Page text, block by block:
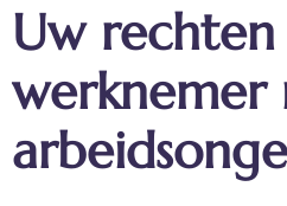
Uw rechten
werknemer